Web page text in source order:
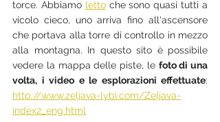
torce. Abbiamo letto che sono quasi tutti a
vicolo cieco, uno arriva fino all'ascensore
che portava alla torre di controllo in mezzo
alla montagna. In questo sito è possibile
vedere la mappa delle piste, le foto di una
volta, i video e le esplorazioni effettuate
http://www.zeljava-lybi.com/Zeljava-
index2_eng.html